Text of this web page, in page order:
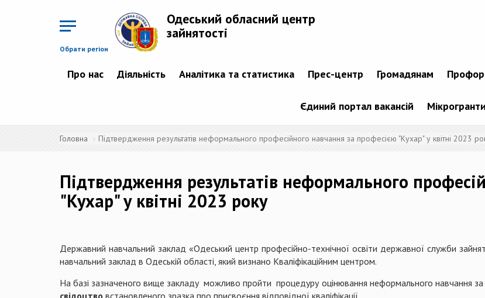
Обрати регіон
Одеський обласний центр
зайнятості
Про нас Діяльність Аналітика та статистика Прес-центр Громадянам
Єдиний портал вакансій Мікрогранти
Головна Підтвердження результатів неформального професійного навчання за професією "Кухар" у квітні 2023
Підтвердження результатів неформального
"Кухар" у квітні 2023 року
Державний навчальний заклад «Одеський центр професійно-технічної освіти державної служби
навчальний заклад в Одеській області, який визнано Кваліфікаційним центром.
На базі зазначеного вище закладу можливо пройти процедуру оцінювання неформального навчання за
свідоцтво встановленого зразка про присвоєння відповідної кваліфікації.